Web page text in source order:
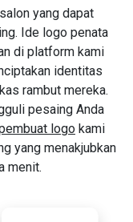
yang dapat
Ide logo penata
di platform kami
identitas
rambut mereka.
pesaing Anda
logo kami
yang menakjubkan
menit.